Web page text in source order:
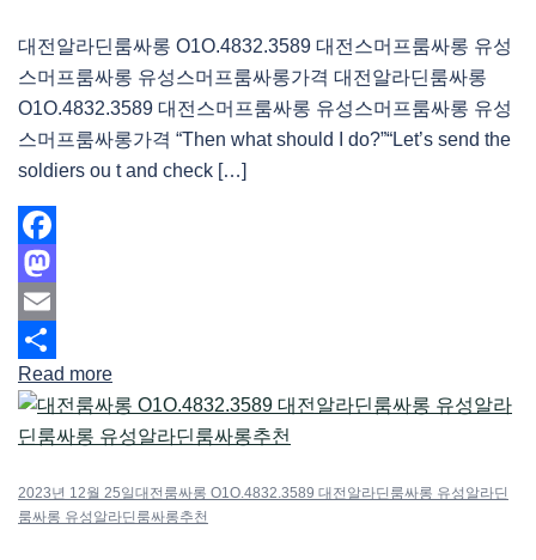
대전알라딘룸싸롱 O1O.4832.3589 대전스머프룸싸롱 유성
스머프룸싸롱 유성스머프룸싸롱가격 대전알라딘룸싸롱
O1O.4832.3589 대전스머프룸싸롱 유성스머프룸싸롱 유성
스머프룸싸롱가격 “Then what should I do?”“Let’s send the
soldiers ou t and check […]
Facebook
Mastodon
Email
Share
Read more
2023년 12월 25일 대전룸싸롱 O1O.4832.3589 대전알라딘룸싸롱 유성알라딘
룸싸롱 유성알라딘룸싸롱추천